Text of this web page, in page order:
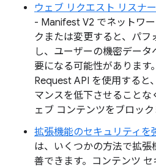
ウェブ リクエスト リスナ
- Manifest V2 でネットワ
クまたは変更すると、パ
し、ユーザーの機密デー
要になる可能性がありま
Request API を使用すると
マンスを低下させることな
ェブ コンテンツをブロック
拡張機能のセキュリティを
は、いくつかの方法で拡
善できます。コンテンツ